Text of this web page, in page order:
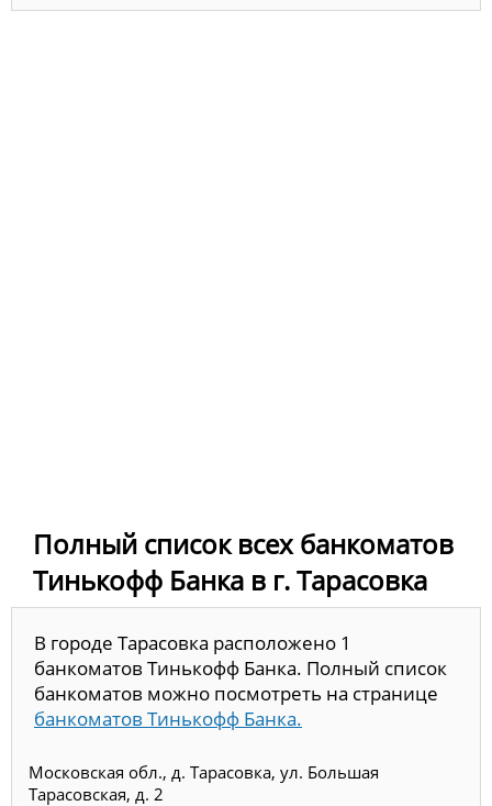
Полный список всех банкоматов
Тинькофф Банка в г. Тарасовка
В городе Тарасовка расположено 1
банкоматов Тинькофф Банка. Полный список
банкоматов можно посмотреть на странице
банкоматов Тинькофф Банка.
Московская обл., д. Тарасовка, ул. Большая
Тарасовская, д. 2